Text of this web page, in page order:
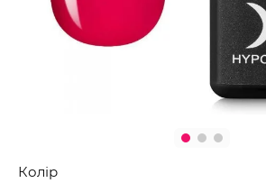
Колір